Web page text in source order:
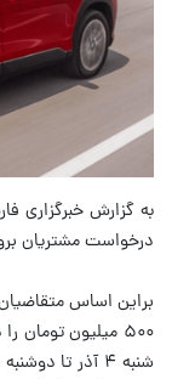
به گزارش خبرگزاری
درخواست مشتریان
۵۰۰ میلیون